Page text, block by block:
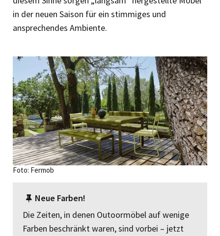
in der neuen Saison für ein stimmiges und
ansprechendes Ambiente.
Foto: Fermob
Neue Farben!
Die Zeiten, in denen Outoormöbel auf wenige
Farben beschränkt waren, sind vorbei – jetzt